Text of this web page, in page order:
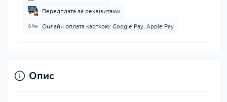
Передплата за реквізитами
Онлайн оплата карткою: Google Pay, Apple Pay
Опис